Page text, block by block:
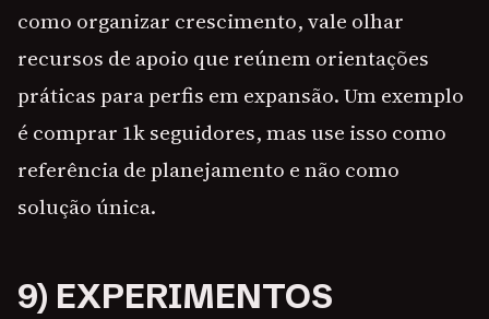
como organizar crescimento, vale olhar
recursos de apoio que reúnem orientações
práticas para perfis em expansão. Um exemplo
é comprar 1k seguidores, mas use isso como
referência de planejamento e não como
solução única.
9) EXPERIMENTOS